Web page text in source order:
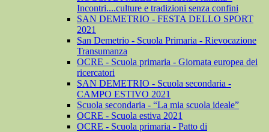
Incontri....culture e tradizioni senza confini
SAN DEMETRIO - FESTA DELLO SPORT
2021
San Demetrio - Scuola Primaria - Rievocazione
Transumanza
OCRE - Scuola primaria - Giornata europea dei
ricercatori
SAN DEMETRIO - Scuola secondaria -
CAMPO ESTIVO 2021
Scuola secondaria - “La mia scuola ideale”
OCRE - Scuola estiva 2021
OCRE - Scuola primaria - Patto di